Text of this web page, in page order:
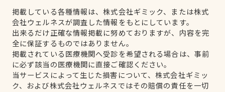
掲載している各種情報は、株式会社ギミック、または株式
会社ウェルネスが調査した情報をもとにしています。
出来るだけ正確な情報掲載に努めておりますが、内容を完
全に保証するものではありません。
掲載されている医療機関へ受診を希望される場合は、事前
に必ず該当の医療機関に直接ご確認ください。
当サービスによって生じた損害について、株式会社ギミッ
ク、および株式会社ウェルネスではその賠償の責任を一切